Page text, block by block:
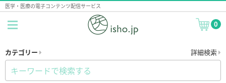
医学・医療の電子コンテンツ配信サービス
0
カテゴリー 詳細検索